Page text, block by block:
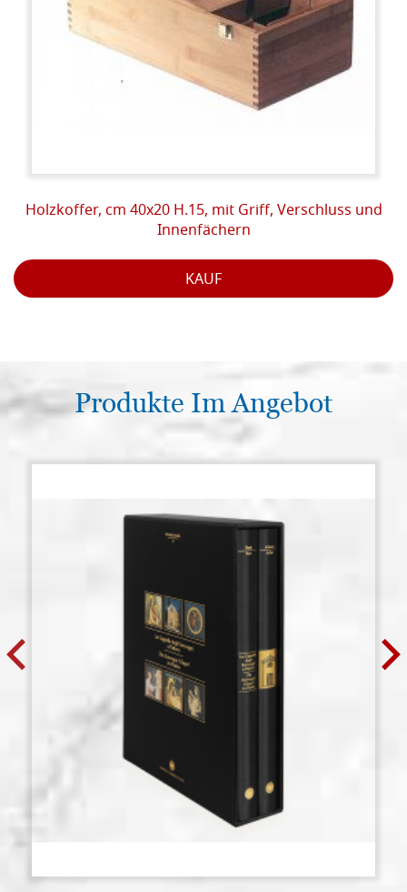
Holzkoffer, cm 40x20 H.15, mit Griff, Verschluss und
Innenfächern
KAUF
Produkte Im Angebot